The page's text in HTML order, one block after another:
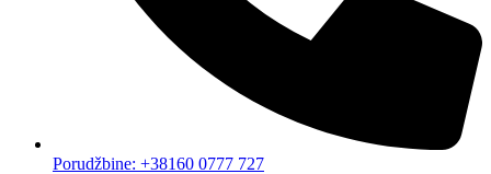
Porudžbine: +38160 0777 727